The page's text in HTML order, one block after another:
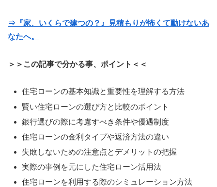
⇒『家、いくらで建つの？』見積もりが怖くて動けないあ
なたへ。
＞＞この記事で分かる事、ポイント＜＜
住宅ローンの基本知識と重要性を理解する方法
賢い住宅ローンの選び方と比較のポイント
銀行選びの際に考慮すべき条件や優遇制度
住宅ローンの金利タイプや返済方法の違い
失敗しないための注意点とデメリットの把握
実際の事例を元にした住宅ローン活用法
住宅ローンを利用する際のシミュレーション方法